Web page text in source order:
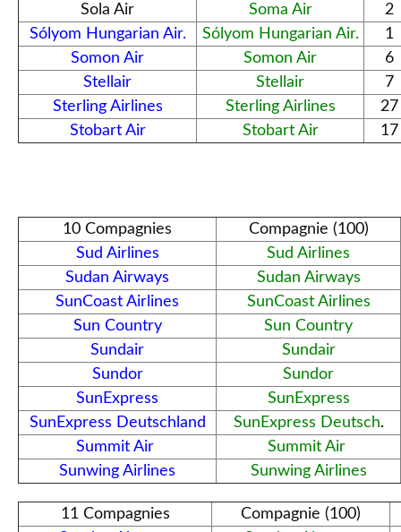
Sola Air
Soma Air
2
Sólyom Hungarian Air.
Sólyom Hungarian Air.
1
Somon Air
Somon Air
6
Stellair
Stellair
7
Sterling Airlines
Sterling Airlines
27
Stobart Air
Stobart Air 17
10 Compagnies
Compagnie (100)
Sud Airlines
Sud Airlines
Sudan Airways
Sudan Airways
SunCoast Airlines
SunCoast Airlines
Sun Country
Sun Country
Sundair
Sundair
Sundor
Sundor
SunExpress
SunExpress
SunExpress Deutschland
SunExpress Deutsch.
Summit Air
Summit Air
Sunwing Airlines
Sunwing Airlines
11 Compagnies
Compagnie (100)